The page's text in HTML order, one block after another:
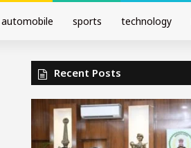
automobile sports technology
Recent Posts